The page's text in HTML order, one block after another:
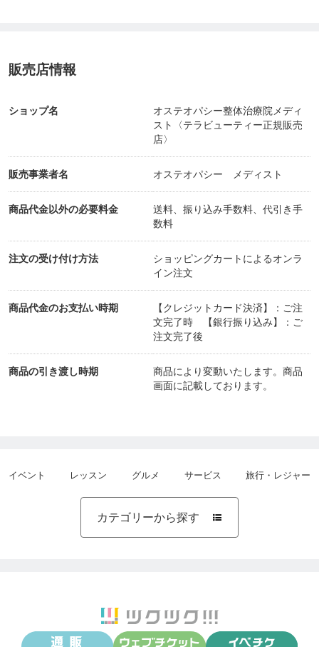
販売店情報
ショップ名
オステオパシー整体治療院メディ
スト〈テラビューティー正規販売
店〉
販売事業者名 オステオパシー メディスト
商品代金以外の必要料金
送料、振り込み手数料、代引き手
数料
注文の受け付け方法
ショッピングカートによるオンラ
イン注文
商品代金のお支払い時期
【クレジットカード決済】：ご注
文完了時 【銀行振り込み】：ご
注文完了後
商品の引き渡し時期
商品により変動いたします。商品
画面に記載しております。
イベント レッスン グルメ サービス 旅行・レジャー
カテゴリーから探す 